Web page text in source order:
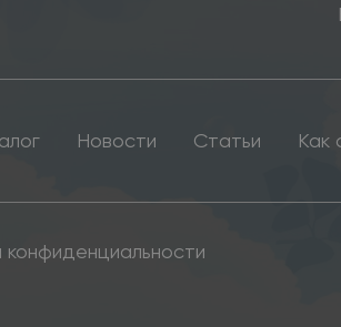
Новости Статьи Как
конфиденциальности